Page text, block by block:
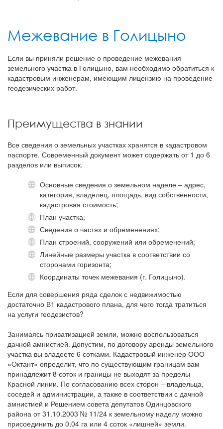
ОКТАНТ -
Межевание в Голицыно
Если вы приняли решение о проведение межевания
земельного участка в Голицыно, вам необходимо обратиться к
кадастровым инженерам, имеющим лицензию на проведение
геодезических работ.
Преимущества в знании
Все сведения о земельных участках хранятся в кадастровом
паспорте. Современный документ может содержать от 1 до 6
разделов или выписок.
Основные сведения о земельном наделе – адрес,
категория, владелец, площадь, вид собственности,
кадастровая стоимость;
План участка;
Сведения о частях и обременениях;
План строений, сооружений или обременений;
Линейные размеры участка в соответствии со
сторонами горизонта;
Координаты точек межевания (г. Голицыно).
Если для совершения ряда сделок с недвижимостью
достаточно В1 кадастрового плана, для чего тогда тратиться
на услуги геодезистов?
Занимаясь приватизацией земли, можно воспользоваться
дачной амнистией. Допустим, по договору аренды земельного
участка вы владеете 6 сотками. Кадастровый инженер ООО
«Октант» определит, что по существующим границам вам
принадлежит 8 соток и границы не выходят за пределы
Красной линии. По согласованию всех сторон – владельца,
соседей и администрации, а также в соответствии с дачной
амнистией и Решением совета депутатов Одинцовского
района от 31.10.2003 № 11/24 к земельному наделу можно
присоединить до 0,04 га или 4 соток «лишней» земли.